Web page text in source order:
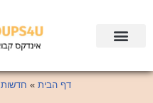
Skip
content
דף הבית » חדשות